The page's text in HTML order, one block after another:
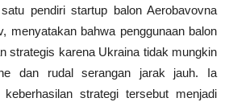
pendiri startup balon Aerobavovna
menyatakan bahwa penggunaan balon
strategis karena Ukraina tidak mungkin
dan rudal serangan jarak jauh. Ia
strategi tersebut menjadi